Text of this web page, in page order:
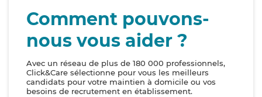
Comment pouvons-
nous vous aider ?
Avec un réseau de plus de 180 000 professionnels,
Click&Care sélectionne pour vous les meilleurs
candidats pour votre maintien à domicile ou vos
besoins de recrutement en établissement.